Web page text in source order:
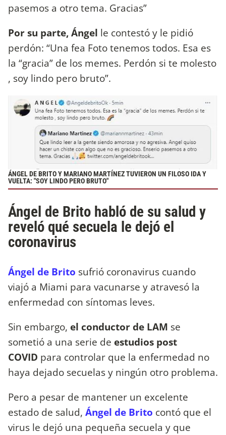
pasemos a otro tema. Gracias”
Por su parte, Ángel le contestó y le pidió
perdón: “Una fea Foto tenemos todos. Esa es
la “gracia” de los memes. Perdón si te molesto
, soy lindo pero bruto”.
ÁNGEL DE BRITO Y MARIANO MARTÍNEZ TUVIERON UN FILOSO IDA Y
VUELTA: "SOY LINDO PERO BRUTO"
Ángel de Brito habló de su salud y
reveló qué secuela le dejó el
coronavirus
Ángel de Brito sufrió coronavirus cuando
viajó a Miami para vacunarse y atravesó la
enfermedad con síntomas leves.
Sin embargo, el conductor de LAM se
sometió a una serie de estudios post
COVID para controlar que la enfermedad no
haya dejado secuelas y ningún otro problema.
Pero a pesar de mantener un excelente
estado de salud, Ángel de Brito contó que el
virus le dejó una pequeña secuela y que